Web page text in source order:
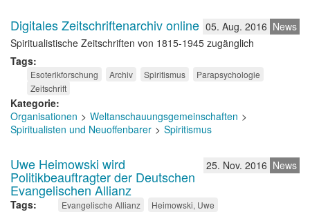
News
05. Aug. 2016
Digitales Zeitschriftenarchiv online
Spiritualistische Zeitschriften von 1815-1945 zugänglich
Tags
Esoterikforschung Archiv Spiritismus
Parapsychologie
Zeitschrift
Kategorie
Organisationen
Weltanschauungsgemeinschaften
Spiritualisten und Neuoffenbarer
Spiritismus
News
25. Nov. 2016
Uwe Heimowski wird
Politikbeauftragter der Deutschen
Evangelischen Allianz
Tags Evangelische Allianz Heimowski, Uwe